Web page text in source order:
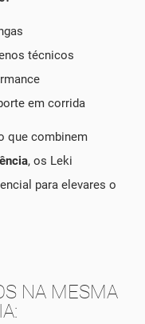
técnicos
em corrida
que combinem
, os Leki
para elevares o
NA MESMA